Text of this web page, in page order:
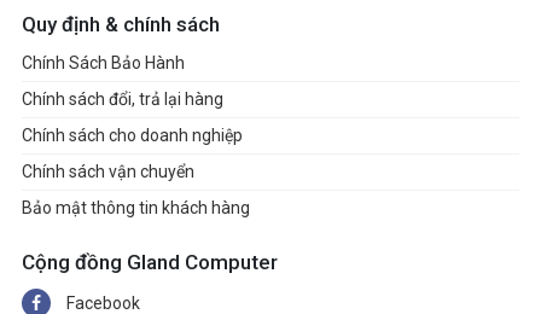
Quy định & chính sách
Chính Sách Bảo Hành
Chính sách đổi, trả lại hàng
Chính sách cho doanh nghiệp
Chính sách vận chuyển
Bảo mật thông tin khách hàng
Cộng đồng Gland Computer
Facebook